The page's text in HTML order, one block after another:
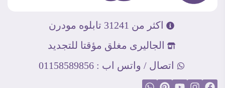
اكثر من 31241 تابلوه مودرن
الجاليرى مغلق مؤقتا للتجديد
اتصال / واتس اب : 01158589856